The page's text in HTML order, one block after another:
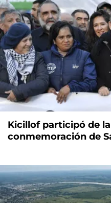
Kicillof participó de
conmemoración de